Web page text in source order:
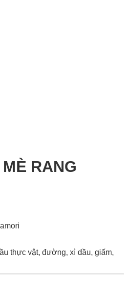
RANG
thực vật, đường, xì dầu, giấm,